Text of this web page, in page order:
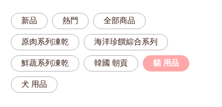
新品 熱門 全部商品
原肉系列凍乾 海洋珍饌綜合系列
鮮蔬系列凍乾 韓國 朝貢 貓 用品
犬 用品